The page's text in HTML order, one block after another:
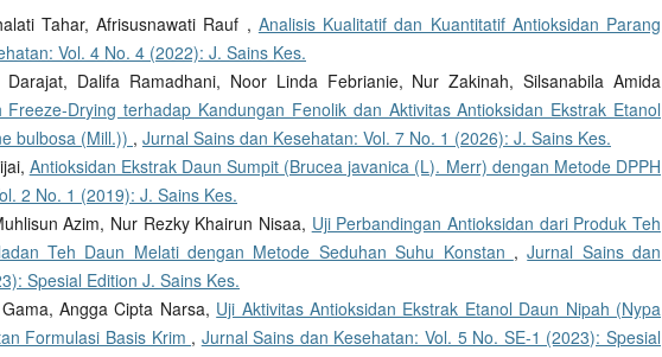
Tahar, Afrisusnawati Rauf , Analisis Kualitatif dan Kuantitatif Antioksidan Parang
Vol. 4 No. 4 (2022): J. Sains Kes.
Dalifa Ramadhani, Noor Linda Febrianie, Nur Zakinah, Silsanabila Amida
Freeze-Drying terhadap Kandungan Fenolik dan Aktivitas Antioksidan Ekstrak Etanol
bulbosa (Mill.)) , Jurnal Sains dan Kesehatan: Vol. 7 No. 1 (2026): J. Sains Kes.
Antioksidan Ekstrak Daun Sumpit (Brucea javanica (L). Merr) dengan Metode DPPH
2 No. 1 (2019): J. Sains Kes.
Azim, Nur Rezky Khairun Nisaa, Uji Perbandingan Antioksidan dari Produk Teh
Teh Daun Melati dengan Metode Seduhan Suhu Konstan ,Jurnal Sains dan
Spesial Edition J. Sains Kes.
Angga Cipta Narsa, Uji Aktivitas Antioksidan Ekstrak Etanol Daun Nipah (Nypa
Formulasi Basis Krim , Jurnal Sains dan Kesehatan: Vol. 5 No. SE-1 (2023): Spesial